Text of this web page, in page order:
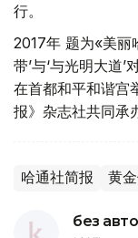
行。
2017年 题为«美丽
带’与‘与光明大道
在首都和平和谐宫
报》杂志社共同承
哈通社简报 黄
без